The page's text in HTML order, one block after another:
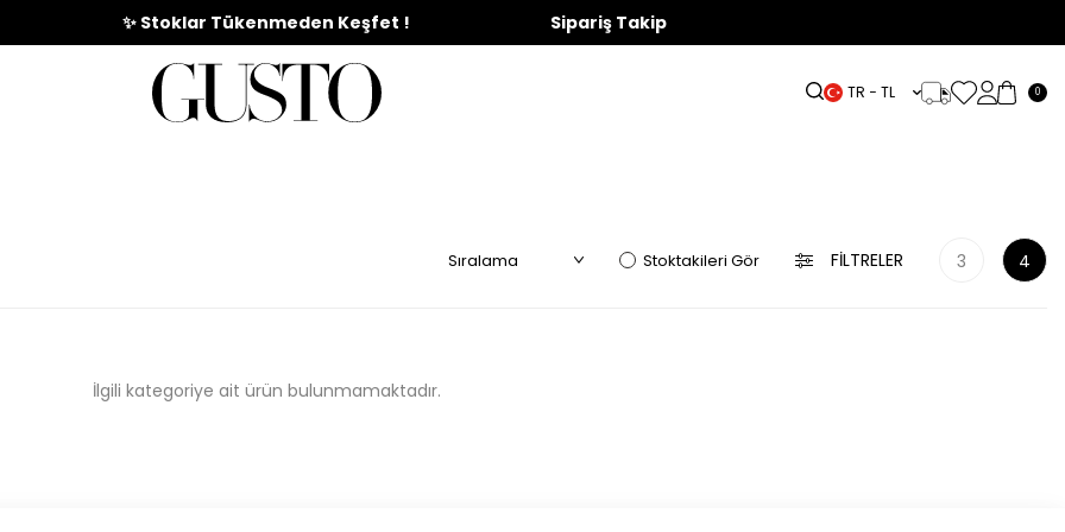
🎉%70'e Varan Büyük Yaz İndirim Başladı !
✨ Stoklar Tükenmeden Keşfet ! Sipariş Takip
TR − TL 0
Stoktakileri Gör FILTRELER 3 4
İlgili kategoriye ait ürün bulunmamaktadır.